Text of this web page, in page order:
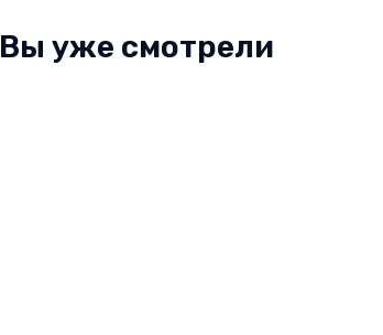
Вы уже смотрели